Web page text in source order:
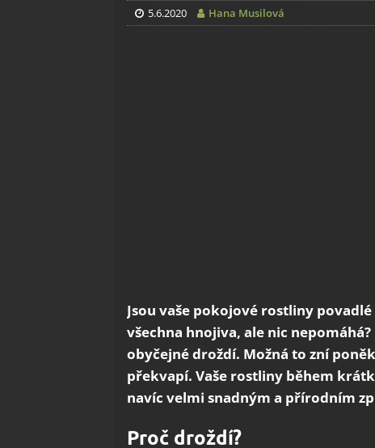
5.6.2020 Hana Musilová
Jsou vaše pokojové rostliny
všechna hnojiva, ale nic
obyčejné droždí. Možná to zní
překvapí. Vaše rostliny během
navíc velmi snadným a přírodním
Proč droždí?